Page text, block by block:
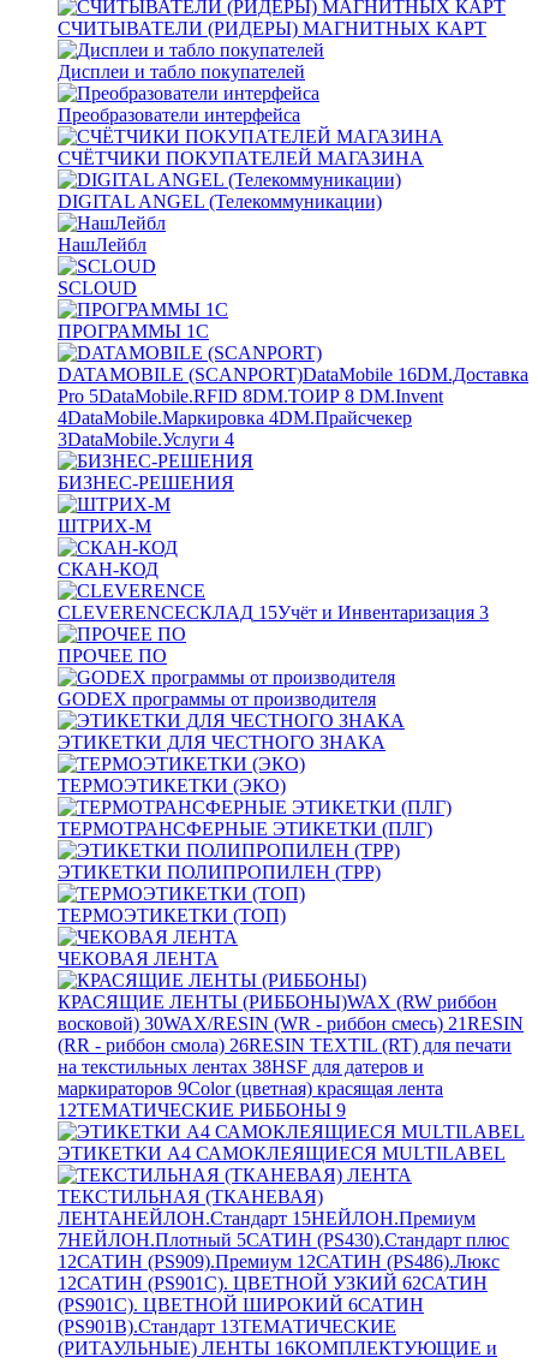
СЧИТЫВАТЕЛИ (РИДЕРЫ) МАГНИТНЫХ КАРТ
Дисплеи и табло покупателей
Преобразователи интерфейса
СЧЁТЧИКИ ПОКУПАТЕЛЕЙ МАГАЗИНА
DIGITAL ANGEL (Телекоммуникации)
НашЛейбл
SCLOUD
ПРОГРАММЫ 1С
DATAMOBILE (SCANPORT)DataMobile 16DM.Доставка
Pro 5DataMobile.RFID 8DM.ТОИР 8 DM.Invent
4DataMobile.Маркировка 4DM.Прайсчекер
3DataMobile.Услуги 4
БИЗНЕС-РЕШЕНИЯ
ШТРИХ-М
СКАН-КОД
CLEVERENCEСКЛАД 15Учёт и Инвентаризация 3
ПРОЧЕЕ ПО
GODEX программы от производителя
ЭТИКЕТКИ ДЛЯ ЧЕСТНОГО ЗНАКА
ТЕРМОЭТИКЕТКИ (ЭКО)
ТЕРМОТРАНСФЕРНЫЕ ЭТИКЕТКИ (ПЛГ)
ЭТИКЕТКИ ПОЛИПРОПИЛЕН (TPP)
ТЕРМОЭТИКЕТКИ (ТОП)
ЧЕКОВАЯ ЛЕНТА
КРАСЯЩИЕ ЛЕНТЫ (РИББОНЫ)WAX (RW риббон
восковой) 30WAX/RESIN (WR - риббон смесь) 21RESIN
(RR - риббон смола) 26RESIN TEXTIL (RT) для печати
на текстильных лентах 38HSF для датеров и
маркираторов 9Color (цветная) красящая лента
12ТЕМАТИЧЕСКИЕ РИББОНЫ 9
ЭТИКЕТКИ А4 САМОКЛЕЯЩИЕСЯ MULTILABEL
ТЕКСТИЛЬНАЯ (ТКАНЕВАЯ)
ЛЕНТАНЕЙЛОН.Стандарт 15НЕЙЛОН.Премиум
7НЕЙЛОН.Плотный 5САТИН (PS430).Стандарт плюс
12САТИН (PS909).Премиум 12САТИН (PS486).Люкс
12САТИН (PS901C). ЦВЕТНОЙ УЗКИЙ 62САТИН
(PS901C). ЦВЕТНОЙ ШИРОКИЙ 6САТИН
(PS901B).Стандарт 13ТЕМАТИЧЕСКИЕ
(РИТАУЛЬНЫЕ) ЛЕНТЫ 16КОМПЛЕКТУЮЩИЕ и